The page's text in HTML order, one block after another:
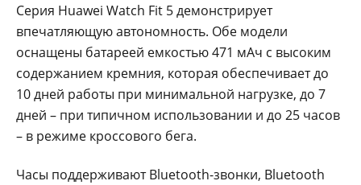
Серия Huawei Watch Fit 5 демонстрирует
впечатляющую автономность. Обе модели
оснащены батареей емкостью 471 мАч с высоким
содержанием кремния, которая обеспечивает до
10 дней работы при минимальной нагрузке, до 7
дней – при типичном использовании и до 25 часов
– в режиме кроссового бега.
Часы поддерживают Bluetooth-звонки, Bluetooth